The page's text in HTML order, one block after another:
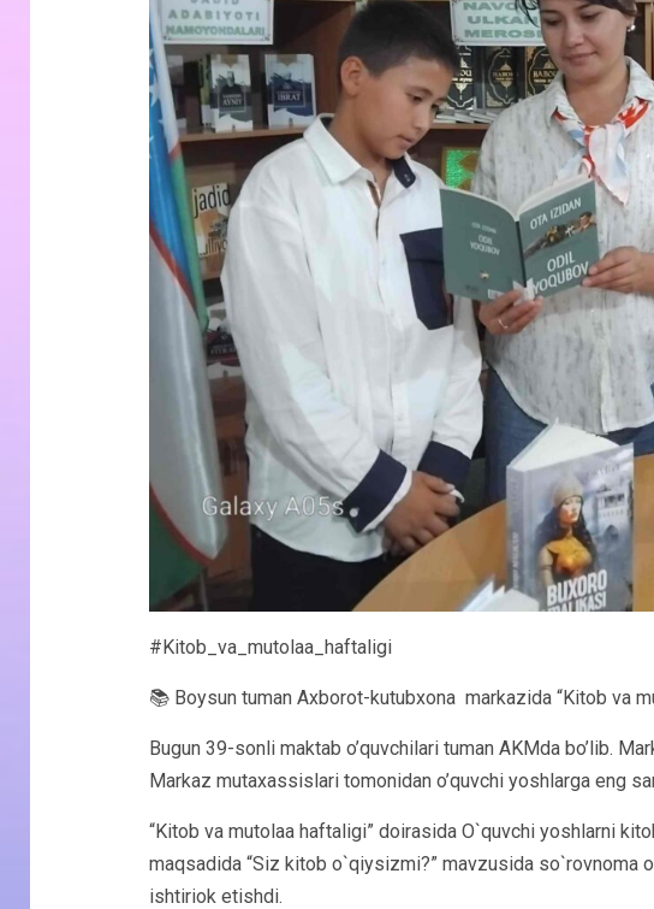
#Kitob_va_mutolaa_haftaligi
📚 Boysun tuman Axborot-kutubxona markazida “Kitob va
Bugun 39-sonli maktab o’quvchilari tuman AKMda bo’lib.
Markaz mutaxassislari tomonidan o’quvchi yoshlarga eng
“Kitob va mutolaa haftaligi” doirasida O`quvchi yoshlarni
maqsadida “Siz kitob o`qiysizmi?” mavzusida so`rovnoma
ishtiriok etishdi.